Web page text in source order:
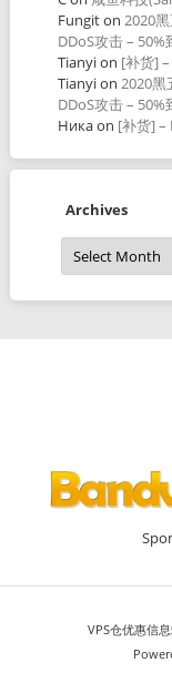
Fungiton 2020
DDoS攻击 – 50%
Tianyion [补货]
Tianyion 2020黑
DDoS攻击 – 50%
Никаon [补货] –
Archives
Archives
VPS仓优惠信